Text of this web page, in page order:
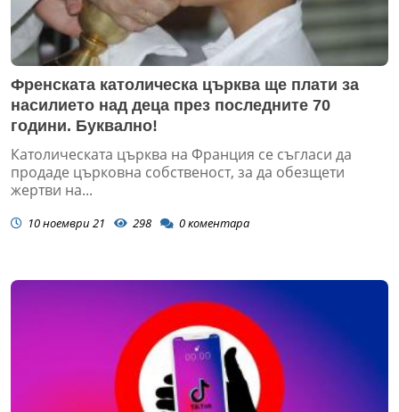
Френската католическа църква ще плати за
насилието над деца през последните 70
години. Буквално!
Католическата църква на Франция се съгласи да
продаде църковна собственост, за да обезщети
жертви на...
10 ноември 21 298 0коментара